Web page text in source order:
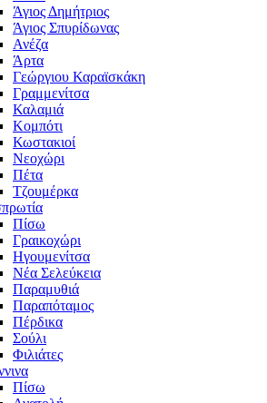
Άγιος Δημήτριος
Άγιος Σπυρίδωνας
Ανέζα
Άρτα
Γεώργιου Καραϊσκάκη
Γραμμενίτσα
Καλαμιά
Κομπότι
Κωστακιοί
Νεοχώρι
Πέτα
Τζουμέρκα
Πίσω
Γραικοχώρι
Ηγουμενίτσα
Νέα Σελεύκεια
Παραμυθιά
Παραπόταμος
Πέρδικα
Σούλι
Φιλιάτες
Πίσω